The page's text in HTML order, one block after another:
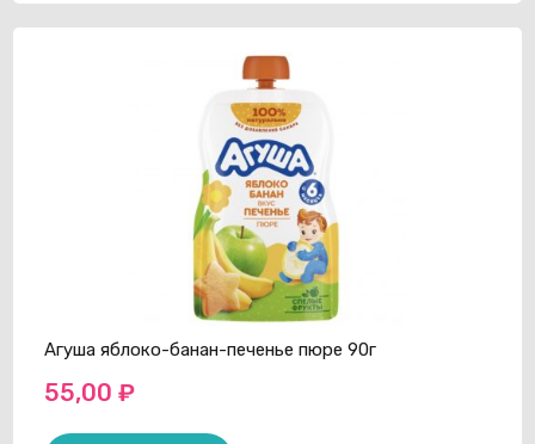
Агуша яблоко-банан-печенье пюре 90г
55,00₽